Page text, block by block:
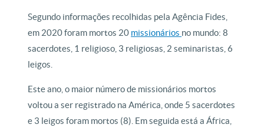
Segundo informações recolhidas pela Agência Fides,
em 2020 foram mortos 20 missionários no mundo: 8
sacerdotes, 1 religioso, 3 religiosas, 2 seminaristas, 6
leigos.
Este ano, o maior número de missionários mortos
voltou a ser registrado na América, onde 5 sacerdotes
e 3 leigos foram mortos (8). Em seguida está a África,